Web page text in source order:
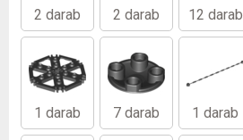
2 darab 2 darab 12 darab
1 darab 7 darab 1 darab